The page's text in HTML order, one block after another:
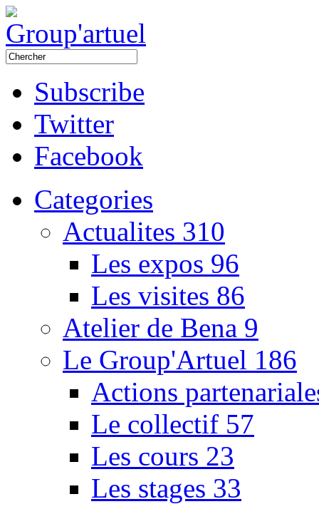
Subscribe
Twitter
Facebook
Categories
Actualites 310
Les expos 96
Les visites 86
Atelier de Bena 9
Le Group'Artuel 186
Actions
Le collectif 57
Les cours 23
Les stages 33